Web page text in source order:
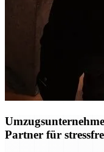
Partner für